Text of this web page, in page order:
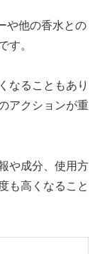
や他の香水との
す。
なることもあり
アクションが重
や成分、使用方
も高くなること